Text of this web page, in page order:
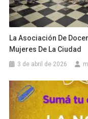
La Asociación De
Mujeres De La Ciudad
3 de abril de 2026